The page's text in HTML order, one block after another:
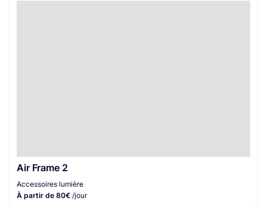
Air Frame 2
Accessoires lumière
À partir de 80€ /jour